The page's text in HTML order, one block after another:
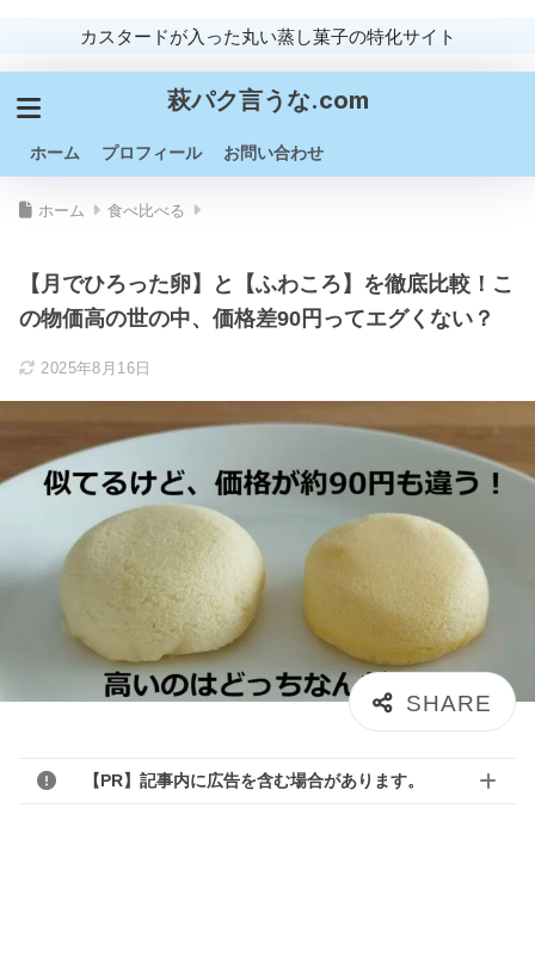
カスタードが入った丸い蒸し菓子の特化サイト
萩パク言うな.com
ホーム プロフィール お問い合わせ
ホーム 食べ比べる
【月でひろった卵】と【ふわころ】を徹底比較！こ
の物価高の世の中、価格差90円ってエグくない？
2025年8月16日
【PR】記事内に広告を含む場合があります。